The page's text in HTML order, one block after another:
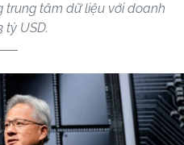
tâm dữ liệu với doanh
tỷ USD.